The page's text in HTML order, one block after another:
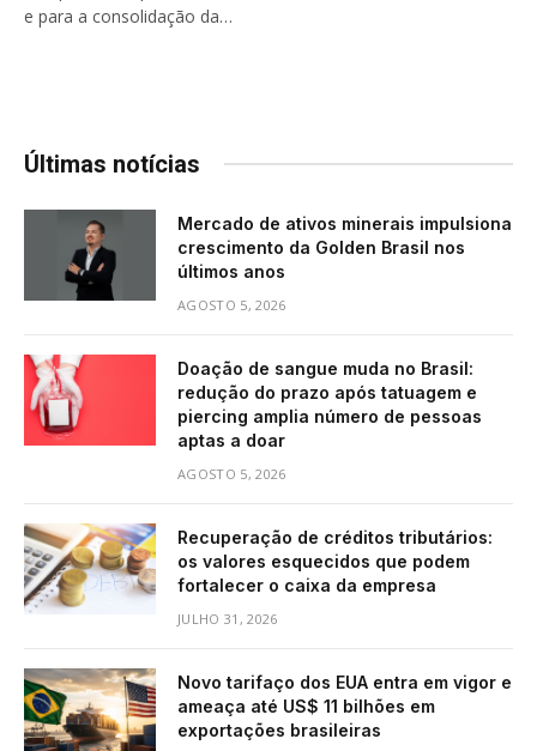
e para a consolidação da…
Últimas notícias
Mercado de ativos minerais impulsiona
crescimento da Golden Brasil nos
últimos anos
AGOSTO 5, 2026
Doação de sangue muda no Brasil:
redução do prazo após tatuagem e
piercing amplia número de pessoas
aptas a doar
AGOSTO 5, 2026
Recuperação de créditos tributários:
os valores esquecidos que podem
fortalecer o caixa da empresa
JULHO 31, 2026
Novo tarifaço dos EUA entra em vigor e
ameaça até US$ 11 bilhões em
exportações brasileiras